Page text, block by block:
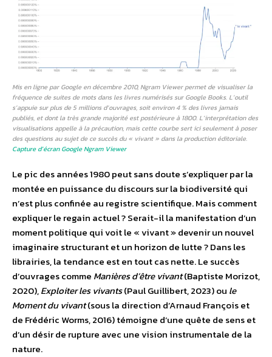
Mis en ligne par Google en décembre 2010, Ngram Viewer permet de visualiser la
fréquence de suites de mots dans les livres numérisés sur Google Books. L’outil
s’appuie sur plus de 5 millions d’ouvrages, soit environ 4 % des livres jamais
publiés, et dont la très grande majorité est postérieure à 1800. L’interprétation des
visualisations appelle à la précaution, mais cette courbe sert ici seulement à poser
des questions au sujet de ce succès du « vivant » dans la production éditoriale.
Capture d’écran Google Ngram Viewer
Le pic des années 1980 peut sans doute s’expliquer par la
montée en puissance du discours sur la biodiversité qui
n’est plus confinée au registre scientifique. Mais comment
expliquer le regain actuel ? Serait-il la manifestation d’un
moment politique qui voit le « vivant » devenir un nouvel
imaginaire structurant et un horizon de lutte ? Dans les
librairies, la tendance est en tout cas nette. Le succès
d’ouvrages comme Manières d’être vivant(Baptiste Morizot,
2020),Exploiter les vivants(Paul Guillibert, 2023) ou le
Moment du vivant(sous la direction d’Arnaud François et
de Frédéric Worms, 2016) témoigne d’une quête de sens et
d’un désir de rupture avec une vision instrumentale de la
nature.